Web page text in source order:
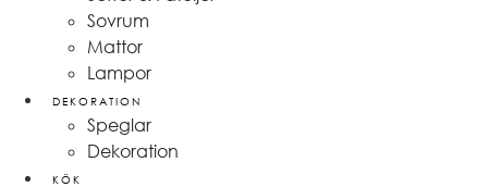
Sovrum
Mattor
Lampor
DEKORATION
Speglar
Dekoration
KÖK